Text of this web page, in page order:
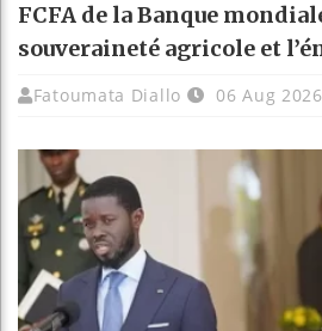
FCFA de la Banque
souveraineté agricole et
Fatoumata Diallo 06 Aug 2026